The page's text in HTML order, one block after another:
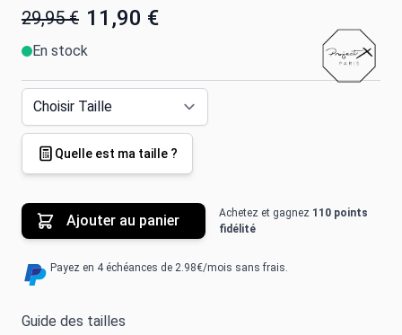
29,95 € 11,90 €
En stock
Quelle est ma taille ?
Ajouter au panier Achetez et gagnez 110 points
fidélité
Payez en 4 échéances de 2.98€/mois sans frais.
Guide des tailles